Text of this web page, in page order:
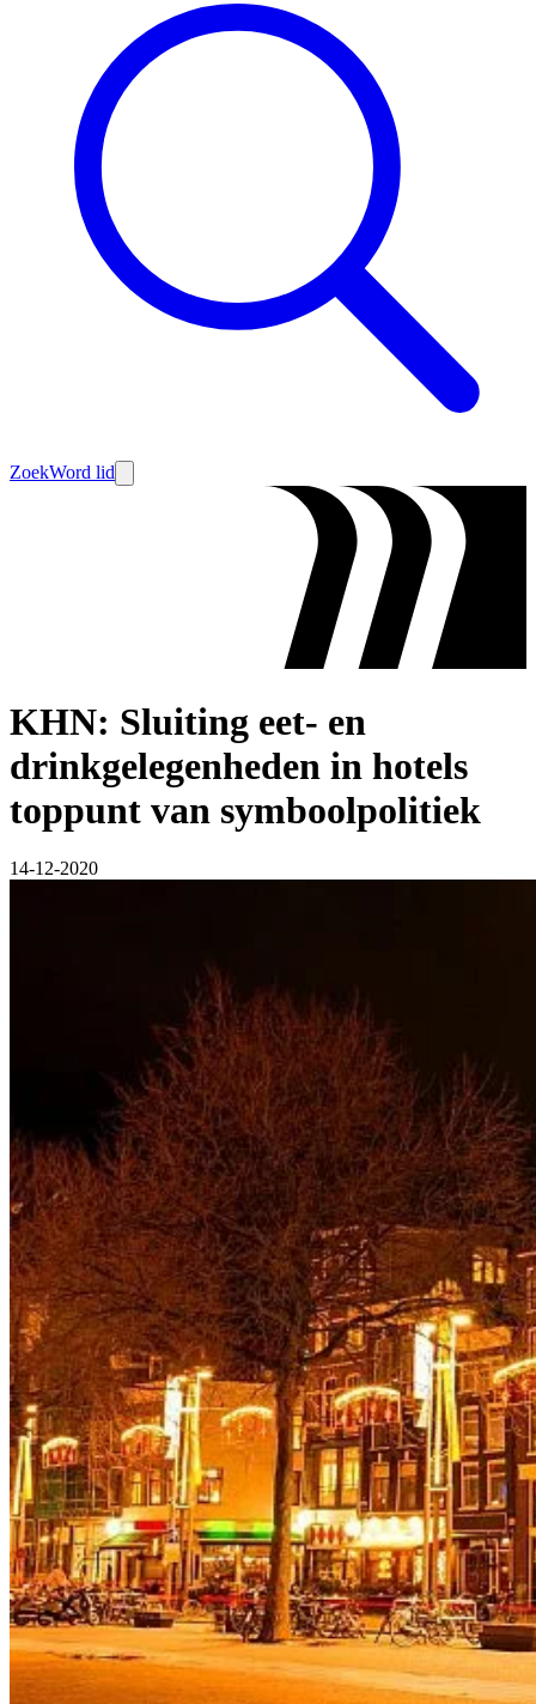
ZoekWord lid
KHN: Sluiting eet- en
drinkgelegenheden in hotels
toppunt van symboolpolitiek
14-12-2020